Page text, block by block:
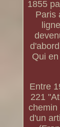
1855
Paris
Qui
Entre
221
chemin
d'un